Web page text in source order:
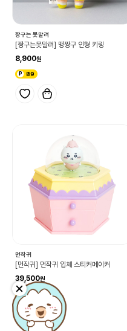
짱구는 못말려
[짱구는못말려] 맹짱구 인형 키링
8,900
89
먼작귀
[먼작귀] 먼작귀 입체 스티커메이커
39,500
395